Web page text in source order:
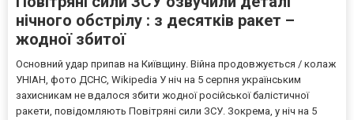
нічного обстрілу : з десятків ракет –
жодної збитої
Основний удар припав на Київщину. Війна продовжується / колаж
УНІАН, фото ДСНС, Wikipedia У ніч на 5 серпня українським
захисникам не вдалося збити жодної російської балістичної
ракети, повідомляють Повітряні сили ЗСУ. Зокрема, у ніч на 5